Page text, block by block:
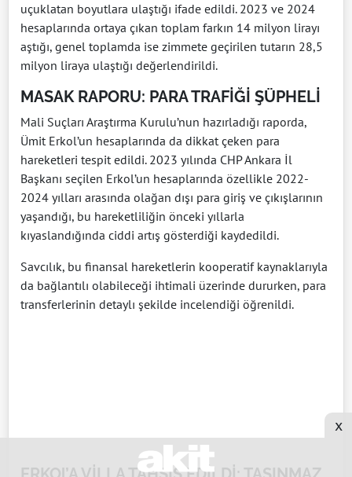
uçuklatan boyutlara ulaştığı ifade edildi. 2023 ve 2024
hesaplarında ortaya çıkan toplam farkın 14 milyon lirayı
aştığı, genel toplamda ise zimmete geçirilen tutarın 28,5
milyon liraya ulaştığı değerlendirildi.
MASAK RAPORU: PARA TRAFİĞİ ŞÜPHELİ
Mali Suçları Araştırma Kurulu’nun hazırladığı raporda,
Ümit Erkol’un hesaplarında da dikkat çeken para
hareketleri tespit edildi. 2023 yılında CHP Ankara İl
Başkanı seçilen Erkol’un hesaplarında özellikle 2022-
2024 yılları arasında olağan dışı para giriş ve çıkışlarının
yaşandığı, bu hareketliliğin önceki yıllarla
kıyaslandığında ciddi artış gösterdiği kaydedildi.
Savcılık, bu finansal hareketlerin kooperatif kaynaklarıyla
da bağlantılı olabileceği ihtimali üzerinde dururken, para
transferlerinin detaylı şekilde incelendiği öğrenildi.
x